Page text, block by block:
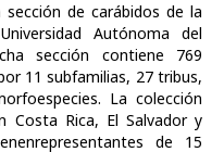
de carábidos de la
Autónoma del
sección contiene 769
11 subfamilias, 27 tribus,
La colección
Costa Rica, El Salvador y
de 15